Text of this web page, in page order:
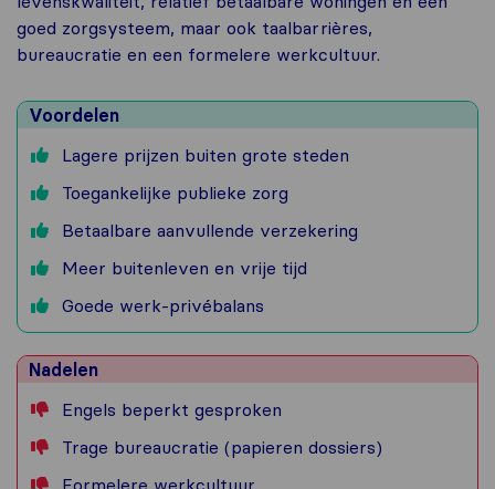
goed zorgsysteem, maar ook taalbarrières,
bureaucratie en een formelere werkcultuur.
Voordelen
Lagere prijzen buiten grote steden
Toegankelijke publieke zorg
Betaalbare aanvullende verzekering
Meer buitenleven en vrije tijd
Goede werk-privébalans
Nadelen
Engels beperkt gesproken
Trage bureaucratie (papieren dossiers)
Formelere werkcultuur